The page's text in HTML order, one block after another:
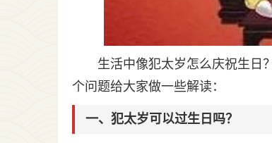
生活中像犯太岁怎么庆祝生日
个问题给大家做一些解读：
一、犯太岁可以过生日吗？